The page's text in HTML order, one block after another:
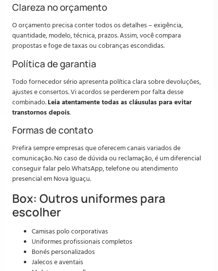
Clareza no orçamento
O orçamento precisa conter todos os detalhes – exigência,
quantidade, modelo, técnica, prazos. Assim, você compara
propostas e foge de taxas ou cobranças escondidas.
Política de garantia
Todo fornecedor sério apresenta política clara sobre devoluções,
ajustes e consertos. Vi acordos se perderem por falta desse
combinado. Leia atentamente todas as cláusulas para evitar
transtornos depois.
Formas de contato
Prefira sempre empresas que oferecem canais variados de
comunicação. No caso de dúvida ou reclamação, é um diferencial
conseguir falar pelo WhatsApp, telefone ou atendimento
presencial em Nova Iguaçu.
Box: Outros uniformes para
escolher
Camisas polo corporativas
Uniformes profissionais completos
Bonés personalizados
Jalecos e aventais